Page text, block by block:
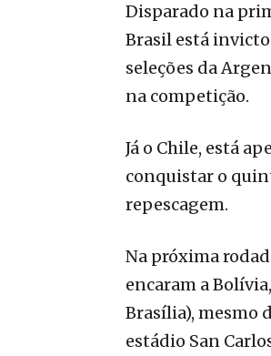
Disparado na
Brasil está
seleções da
na competição.
Já o Chile, está
conquistar o
repescagem.
Na próxima
encaram a
Brasília), mesmo
estádio San